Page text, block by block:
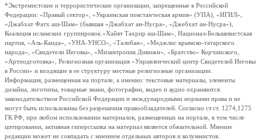
*Экстремистские и террористические организации, запрещенные в Российской
Федерации: «Правый сектор», «Украинская повстанческая армия» (УПА), «ИГИЛ»,
«Джабхат Фатх аш-Шам» (бывшая «Джабхат ан-Нусра», «Джебхат ан-Нусра»),
Коалиция исламских группировок «Хайят Тахрир аш-Шам», Национал-Большевистская
партия, «Аль-Каида», «УНА-УНСО», «Талибан», «Меджлис крымско-татарского
народа», «Свидетели Иеговы», «Мизантропик Дивижн», «Братство» Корчинского,
«Артподготовка», Религиозная организация «Управленческий центр Свидетелей Иеговы
в России» и входящие в ее структуру местные религиозные организации.
Информация, размещенная на портале, а именно: текстовые материалы, элементы
дизайна, логотипы, товарные знаки, фотографии, видео и аудио охраняются
законодательством Российской Федерации и международными нормами права и не
могут быть использованы без разрешения правообладателей. Согласно ст.ст. 1274,1275
ГК РФ, при любом использовании материалов, размещенных на портале, в том числе
цитировании, активная гиперссылка на материал является обязательной. Мнение
редакции может не совпадать с мнением отдельных авторов и колумнистов.